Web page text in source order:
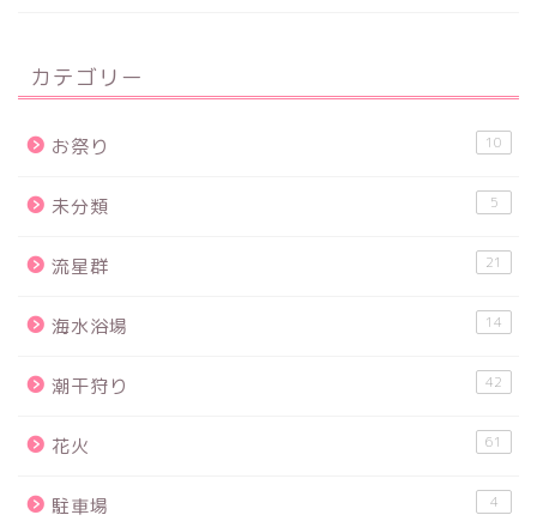
カテゴリー
お祭り 10
未分類 5
流星群 21
海水浴場 14
潮干狩り 42
花火 61
駐車場 4